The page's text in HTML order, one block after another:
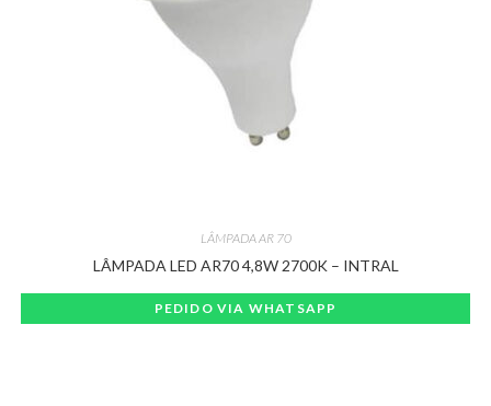
LÂMPADA AR 70
LÂMPADA LED AR70 4,8W 2700K – INTRAL
PEDIDO VIA WHATSAPP